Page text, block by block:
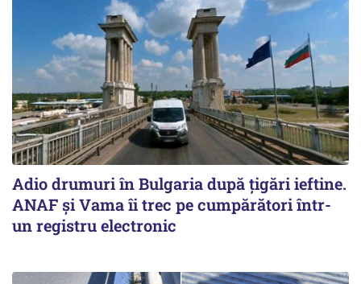
Adio drumuri în Bulgaria după țigări ieftine.
ANAF și Vama îi trec pe cumpărători într-
un registru electronic